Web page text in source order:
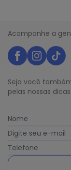
Acompanhe a
Seja você
pelas nossas
Nome
Digite seu e-mail
Telefone